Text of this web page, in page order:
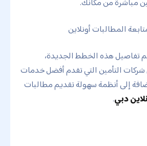
المطالبات أونلاين
تفاصيل هذه الخطط الجديدة،
التأمين التي تقدم أفضل خدمات
إلى أنظمة سهولة تقديم مطالبات
دبي.